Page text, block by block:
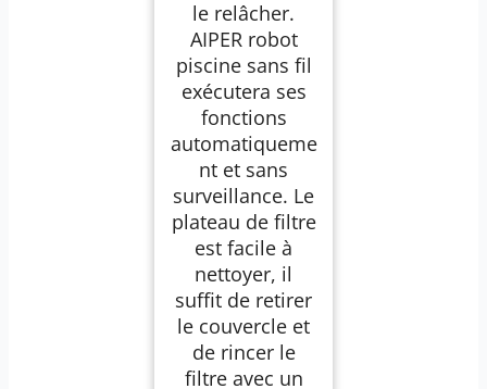
le relâcher.
AIPER robot
piscine sans fil
exécutera ses
fonctions
automatiqueme
nt et sans
surveillance. Le
plateau de filtre
est facile à
nettoyer, il
suffit de retirer
le couvercle et
de rincer le
filtre avec un